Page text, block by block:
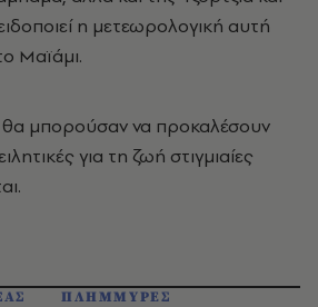
η μετεωρολογική αυτή
Μαϊάμι.
μπορούσαν να προκαλέσουν
για τη ζωή στιγμιαίες
ΠΛΗΜΜΥΡΕΣ